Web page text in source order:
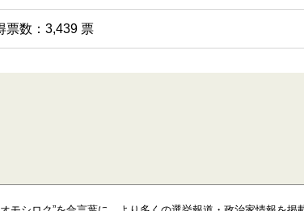
票数：3,439 票